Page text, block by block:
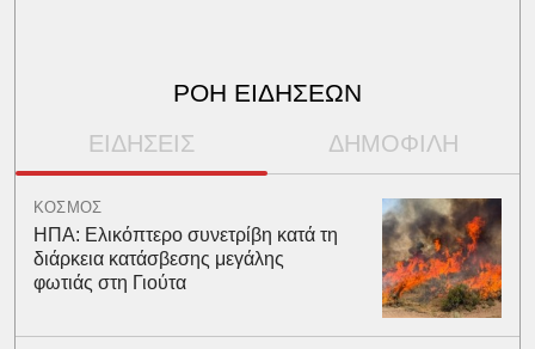
ΡΟΗ ΕΙΔΗΣΕΩΝ
ΕΙΔΗΣΕΙΣ ΔΗΜΟΦΙΛΗ
ΚΟΣΜΟΣ
ΗΠΑ: Ελικόπτερο συνετρίβη κατά τη
διάρκεια κατάσβεσης μεγάλης
φωτιάς στη Γιούτα